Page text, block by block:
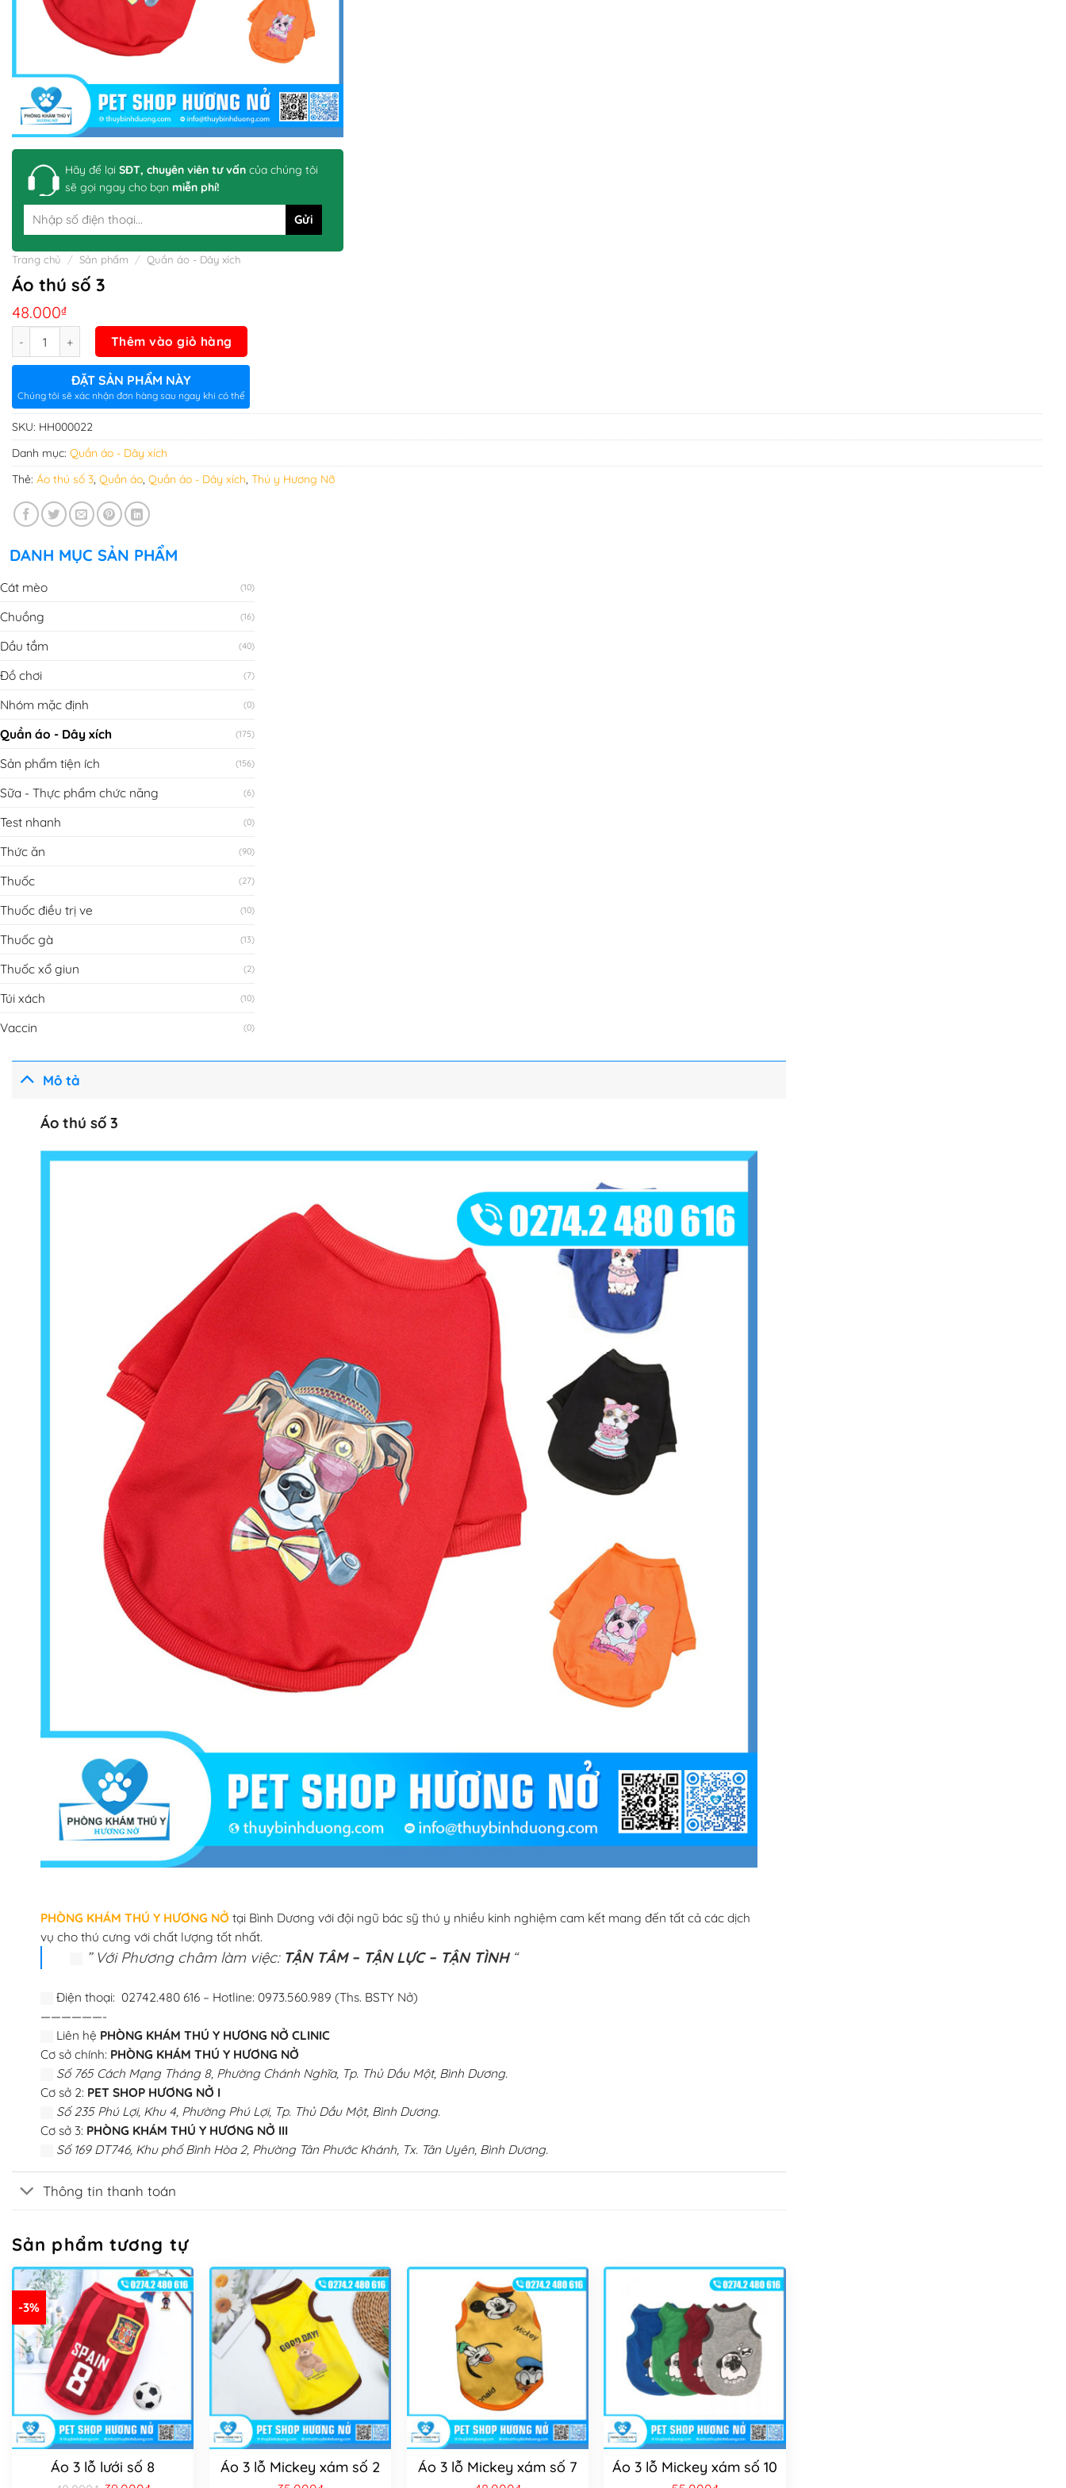
Hãy để lại SĐT, chuyên viên tư vấn của chúng tôi
sẽ gọi ngay cho bạn miễn phí!
Trang chủ / Sản phẩm / Quần áo - Dây xích
Áo thú số 3
48.000₫
Thêm vào giỏ hàng
ĐẶT SẢN PHẨM NÀY
Chúng tôi sẽ xác nhận đơn hàng sau ngay khi có thể
SKU: HH000022
Danh mục: Quần áo - Dây xích
Thẻ: Áo thú số 3, Quần áo, Quần áo - Dây xích, Thú y Hương Nỡ
DANH MỤC SẢN PHẨM
Cát mèo (10)
Chuồng (16)
Dầu tắm (40)
Đồ chơi (7)
Nhóm mặc định (0)
Quần áo - Dây xích (175)
Sản phẩm tiện ích (156)
Sữa - Thực phẩm chức năng (6)
Test nhanh (0)
Thức ăn (90)
Thuốc (27)
Thuốc điều trị ve (10)
Thuốc gà (13)
Thuốc xổ giun (2)
Túi xách (10)
Vaccin (0)
Mô tả
Áo thú số 3
PHÒNG KHÁM THÚ Y HƯƠNG NỞtại Bình Dương với đội ngũ bác sỹ thú y nhiều kinh nghiệm cam kết mang đến tất cả các dịch
vụ cho thú cưng với chất lượng tốt nhất.
” Với Phương châm làm việc: TẬN TÂM – TẬN LỰC – TẬN TÌNH“
Điện thoại: 02742.480 616 – Hotline: 0973.560.989 (Ths. BSTY Nở)
——————-
Liên hệ PHÒNG KHÁM THÚ Y HƯƠNG NỞ CLINIC
Cơ sở chính: PHÒNG KHÁM THÚ Y HƯƠNG NỞ
Số 765 Cách Mạng Tháng 8, Phường Chánh Nghĩa, Tp. Thủ Dầu Một, Bình Dương.
Cơ sở 2: PET SHOP HƯƠNG NỞ I
Số 235 Phú Lợi, Khu 4, Phường Phú Lợi, Tp. Thủ Dầu Một, Bình Dương.
Cơ sở 3: PHÒNG KHÁM THÚ Y HƯƠNG NỞ III
Số 169 DT746, Khu phố Bình Hòa 2, Phường Tân Phước Khánh, Tx. Tân Uyên, Bình Dương.
Thông tin thanh toán
Sản phẩm tương tự
-3%
Áo 3 lỗ lưới số 8 Áo 3 lỗ Mickey xám số 2 Áo 3 lỗ Mickey xám số 7 Áo 3 lỗ Mickey xám số 10